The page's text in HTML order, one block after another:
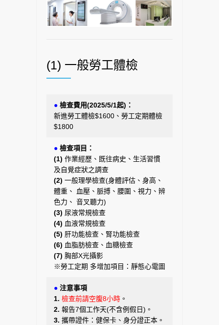
(1) 一般勞工體檢
● 檢查費用(2025/5/1起)：
新進勞工體檢$1600、勞工定期體檢
$1800
● 檢查項目：
(1) 作業經歷、既往病史、生活習慣
及自覺症狀之調查
(2) 一般理學檢查(身體評估、身高、
體重、 血壓、脈搏、腰圍、視力、辨
色力、 音叉聽力)
(3) 尿液常規檢查
(4) 血液常規檢查
(5) 肝功能檢查、腎功能檢查
(6) 血脂肪檢查、血糖檢查
(7) 胸部X光攝影
※勞工定期 多增加項目：靜態心電圖
● 注意事項
1. 檢查前請空腹8小時 。
2. 報告7個工作天(不含例假日)。
3. 攜帶證件：健保卡、身分證正本。